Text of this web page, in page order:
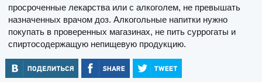
просроченные лекарства или с алкоголем, не превышать
назначенных врачом доз. Алкогольные напитки нужно
покупать в проверенных магазинах, не пить суррогаты и
спиртосодержащую непищевую продукцию.